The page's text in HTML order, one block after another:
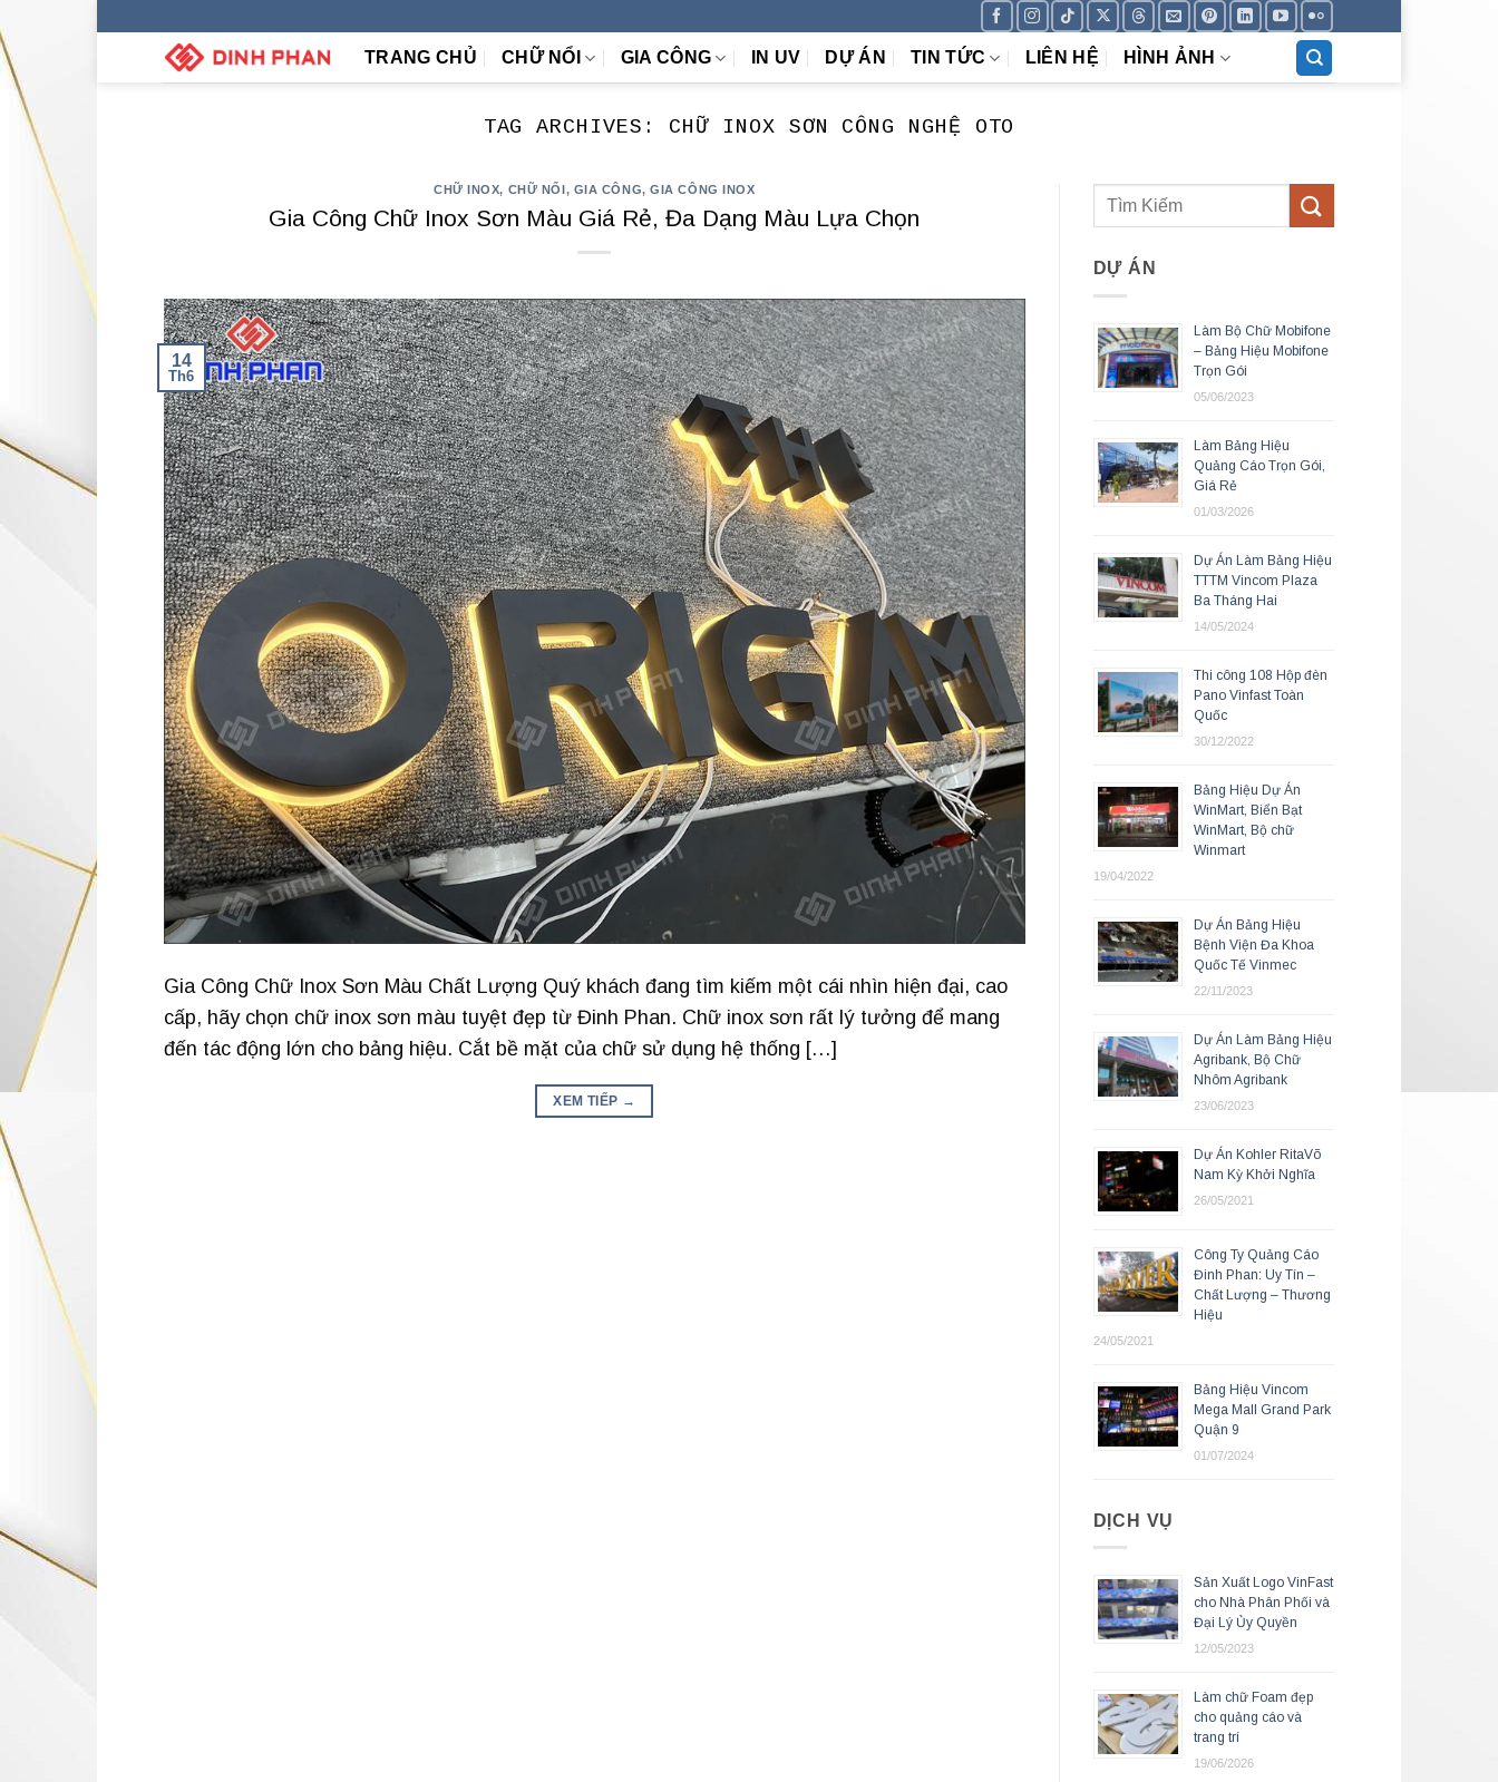
TRANG CHỦ CHỮ NỔI GIA CÔNG IN UV DỰ ÁN TIN TỨC LIÊN HỆ HÌNH ẢNH
TAG ARCHIVES: CHỮ INOX SƠN CÔNG NGHỆ OTO
CHỮ INOX, CHỮ NỔI , GIA CÔNG,GIA CÔNG INOX
Gia Công Chữ Inox Sơn Màu Giá Rẻ, Đa Dạng Màu Lựa Chọn
14
Th6
Gia Công Chữ Inox Sơn Màu Chất Lượng Quý khách đang tìm kiếm một cái nhìn hiện đại, cao
cấp, hãy chọn chữ inox sơn màu tuyệt đẹp từ Đinh Phan. Chữ inox sơn rất lý tưởng để mang
đến tác động lớn cho bảng hiệu. Cắt bề mặt của chữ sử dụng hệ thống […]
XEM TIẾP →
DỰ ÁN
Làm Bộ Chữ Mobifone
– Bảng Hiệu Mobifone
Trọn Gói
05/06/2023
Làm Bảng Hiệu
Quảng Cáo Trọn Gói,
Giá Rẻ
01/03/2026
Dự Án Làm Bảng Hiệu
TTTM Vincom Plaza
Ba Tháng Hai
14/05/2024
Thi công 108 Hộp đèn
Pano Vinfast Toàn
Quốc
30/12/2022
Bảng Hiệu Dự Án
WinMart, Biển Bạt
WinMart, Bộ chữ
Winmart
19/04/2022
Dự Án Bảng Hiệu
Bệnh Viện Đa Khoa
Quốc Tế Vinmec
22/11/2023
Dự Án Làm Bảng Hiệu
Agribank, Bộ Chữ
Nhôm Agribank
23/06/2023
Dự Án Kohler RitaVõ
Nam Kỳ Khởi Nghĩa
26/05/2021
Công Ty Quảng Cáo
Đinh Phan: Uy Tín –
Chất Lượng – Thương
Hiệu
24/05/2021
Bảng Hiệu Vincom
Mega Mall Grand Park
Quận 9
01/07/2024
DỊCH VỤ
Sản Xuất Logo VinFast
cho Nhà Phân Phối và
Đại Lý Ủy Quyền
12/05/2023
Làm chữ Foam đẹp
cho quảng cáo và
trang trí
19/06/2026